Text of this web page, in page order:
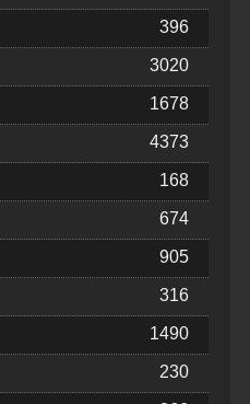
396
3020
1678
4373
168
674
905
316
1490
230